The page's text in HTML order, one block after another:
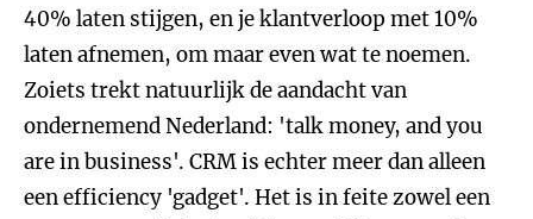
40% laten stijgen, en je klantverloop met 10%
laten afnemen, om maar even wat te noemen.
Zoiets trekt natuurlijk de aandacht van
ondernemend Nederland: 'talk money, and you
are in business'. CRM is echter meer dan alleen
een efficiency 'gadget'. Het is in feite zowel een